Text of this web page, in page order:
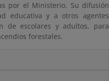
por el Ministerio. Su difusión
educativa y a otros agentes
de escolares y adultos, para
forestales.